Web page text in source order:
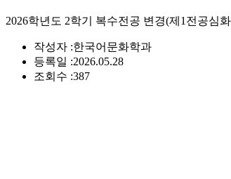
2026학년도 2학기 복수전공 변경(제1전공심
작성자 :한국어문화학과
등록일 :2026.05.28
조회수 :387